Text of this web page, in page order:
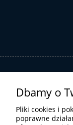
Dbamy o
Pliki cookies i
poprawne